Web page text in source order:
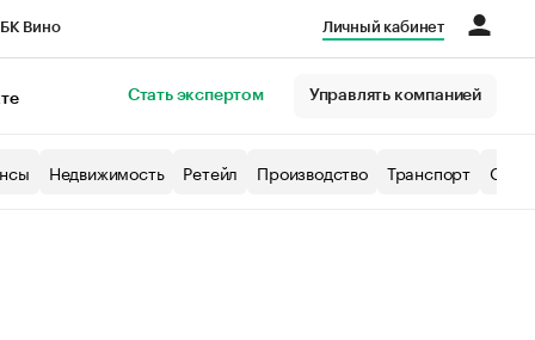
Вино Личный кабинет
Стать экспертом Управлять компанией
Недвижимость Ретейл Производство Транспорт